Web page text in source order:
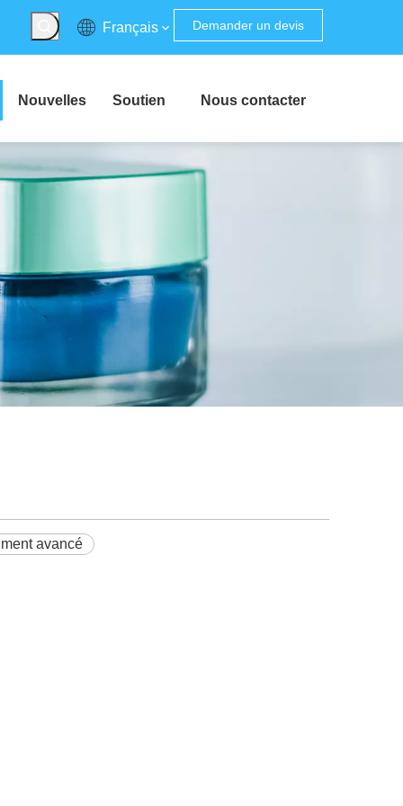
Français Demander un devis
Nouvelles Soutien Nous contacter
avancé